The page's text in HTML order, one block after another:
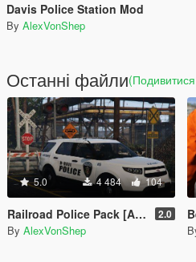
Davis Police Station Mod
By AlexVonShep
Останні файли(Подивитися
5.0 4 484 104
Railroad Police Pack [Add-On] 2.0
By AlexVonShep